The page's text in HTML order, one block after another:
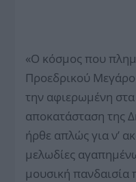
«Ο κόσμος που
Προεδρικού
την αφιερωμένη
αποκατάσταση της
ήρθε απλώς για ν’
μελωδίες
μουσική